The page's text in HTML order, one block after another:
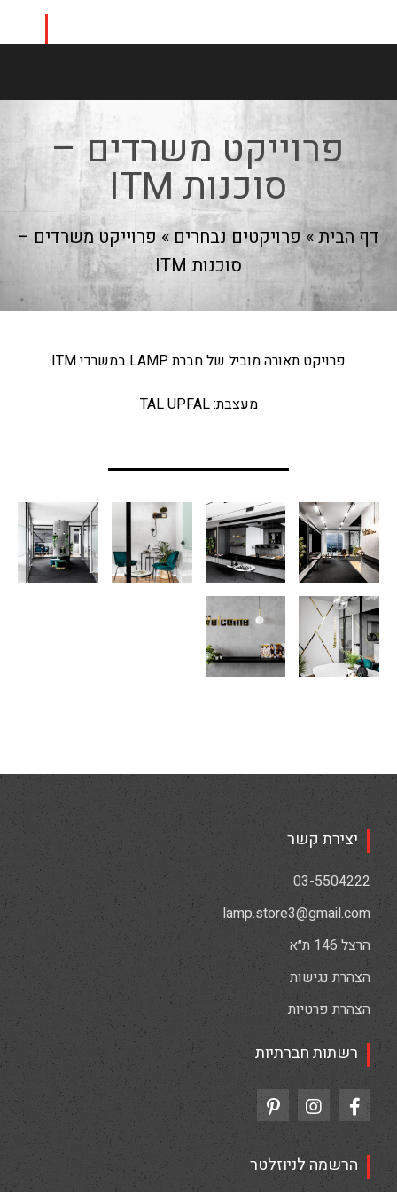
פרוייקט משרדים –
סוכנות ITM
דף הבית»פרויקטים נבחרים »פרוייקט משרדים –
סוכנות ITM
פרויקט תאורה מוביל של חברת LAMP במשרדי ITM
מעצבת: TAL UPFAL
יצירת קשר
03-5504222
lamp.store3@gmail.com
הרצל 146 ת״א
הצהרת נגישות
הצהרת פרטיות
רשתות חברתיות
הרשמה לניוזלטר